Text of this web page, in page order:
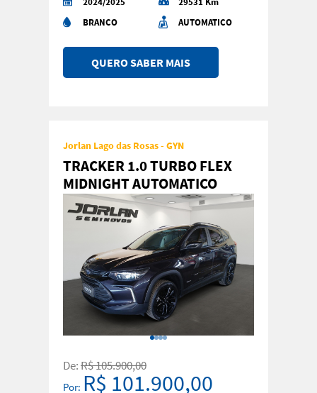
BRANCO
AUTOMATICO
QUERO SABER MAIS
Jorlan Lago das Rosas - GYN
TRACKER 1.0 TURBO FLEX
MIDNIGHT AUTOMATICO
De:R$ 105.900,00
Por: R$ 101.900,00